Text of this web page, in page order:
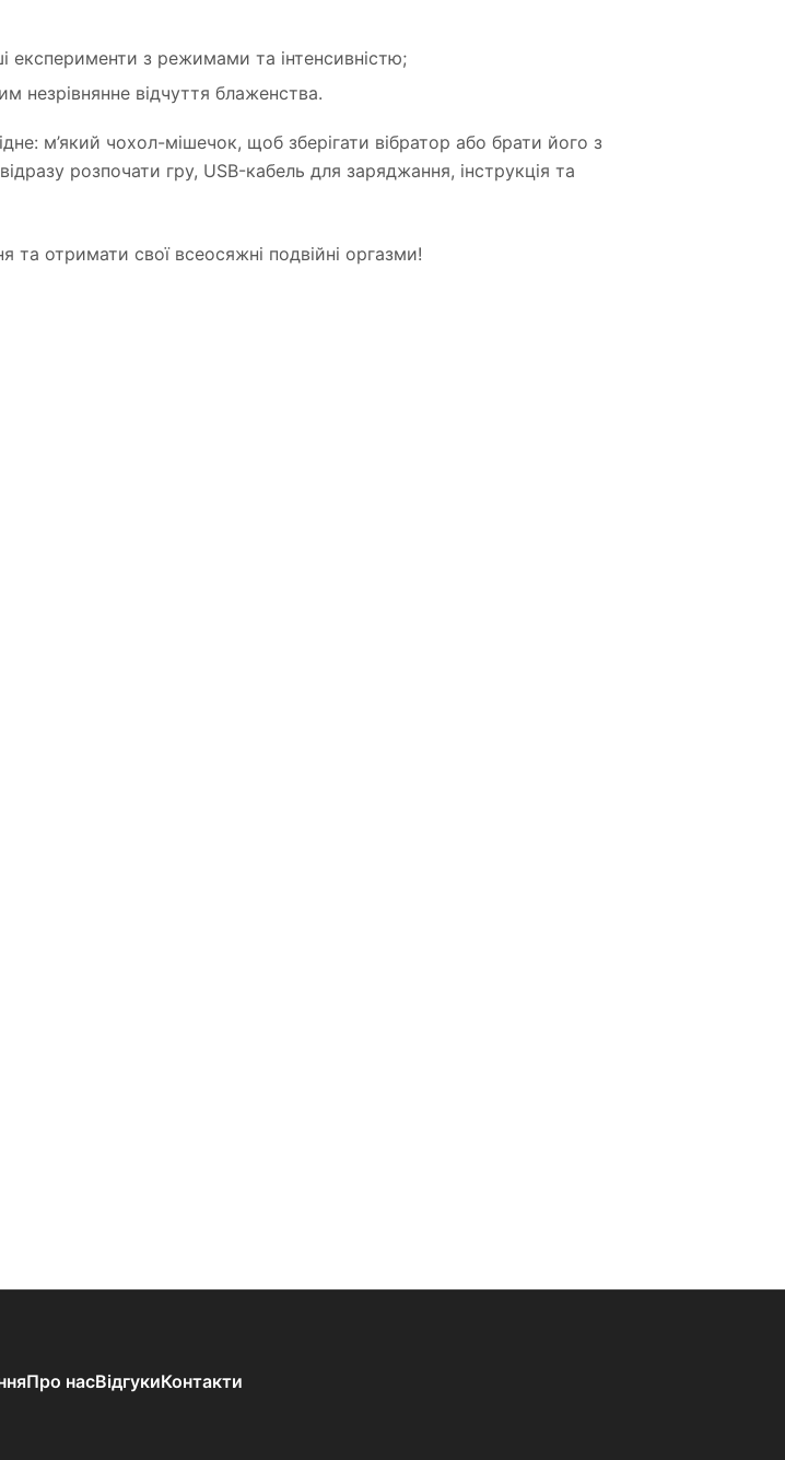
експерименти з режимами та інтенсивністю;
незрівнянне відчуття блаженства.
м’який чохол-мішечок, щоб зберігати вібратор або брати його з
розпочати гру, USB-кабель для заряджання, інструкція та
отримати свої всеосяжні подвійні оргазми!
Про насВідгукиКонтакти